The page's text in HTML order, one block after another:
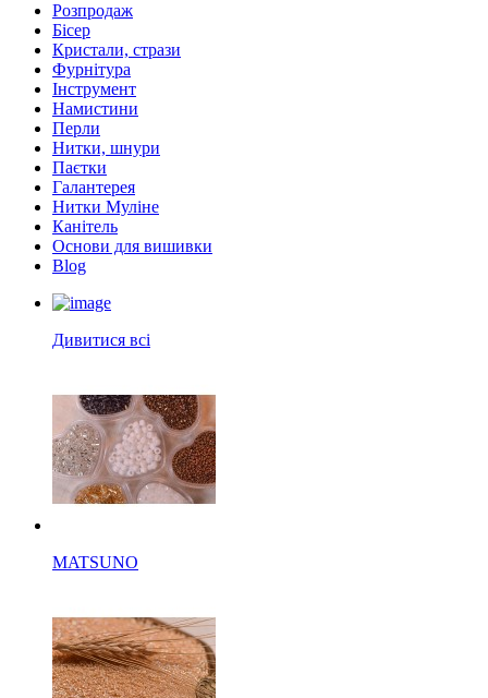
Розпродаж
Бісер
Кристали, стрази
Фурнітура
Інструмент
Намистини
Перли
Нитки, шнури
Паєтки
Галантерея
Нитки Муліне
Канітель
Основи для вишивки
Blog
Дивитися всі
MATSUNO